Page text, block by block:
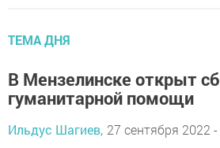
ТЕМА ДНЯ
В Мензелинске открыт
гуманитарной помощи
Ильдус Шагиев, 27 сентября 2022